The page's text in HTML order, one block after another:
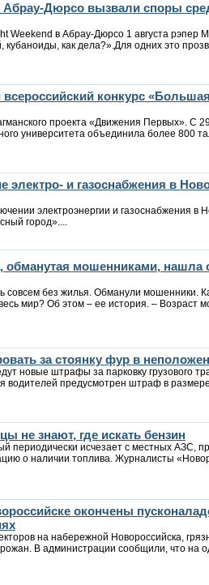
Дюрсо вызвали споры
Weekend в Абрау-Дюрсо 1 августа рэпер
как дела?».Для одних это
конкурс
проекта «Движения Первых». С
университета объединила более 800
электро- и газоснабжения в
электроэнергии и газоснабжения в
город»....
обманутая мошенниками,
совсем без жилья. Обманули мошенники.
мир? Об этом – ее история. – Возраст
за стоянку фур в
новые штрафы за парковку грузового
водителей предусмотрен штраф в
не знают, где искать бензин
периодически исчезает с местных АЗС,
о наличии топлива. Журналисты
окончены
на набережной Новороссийска,
В администрации сообщили, что на